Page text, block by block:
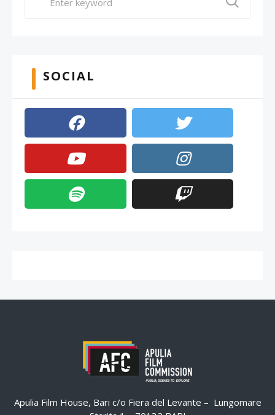
SOCIAL
Apulia Film House, Bari c/o Fiera del Levante – Lungomare